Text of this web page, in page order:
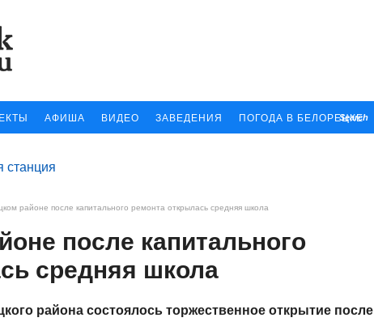
АФИША ВИДЕО ЗАВЕДЕНИЯ ПОГОДА В БЕЛОРЕЦКЕ
Search
районе после капитального ремонта открылась средняя школа
после капитального
средняя школа
района состоялось торжественное открытие после